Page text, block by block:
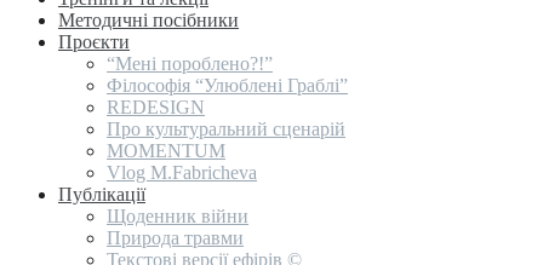
Методичні посібники
Проєкти
“Мені пороблено?!”
Філософія “Улюблені Граблі”
REDESIGN
Про культуральний сценарій
MOMENTUM
Vlog M.Fabricheva
Публікації
Щоденник війни
Природа травми
Текстові версії ефірів ©